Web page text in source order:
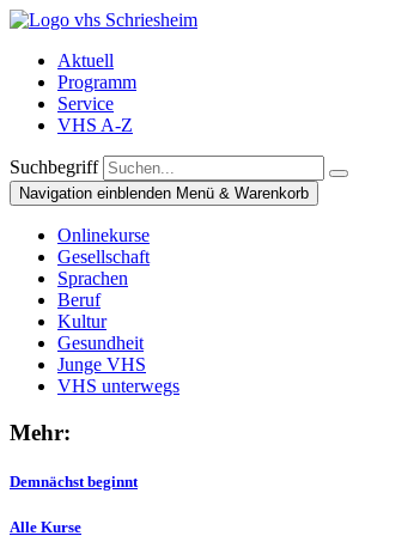
Aktuell
Programm
Service
VHS A-Z
Suchbegriff
Navigation einblenden Menü & Warenkorb
Onlinekurse
Gesellschaft
Sprachen
Beruf
Kultur
Gesundheit
Junge VHS
VHS unterwegs
Mehr:
Demnächst beginnt
Alle Kurse